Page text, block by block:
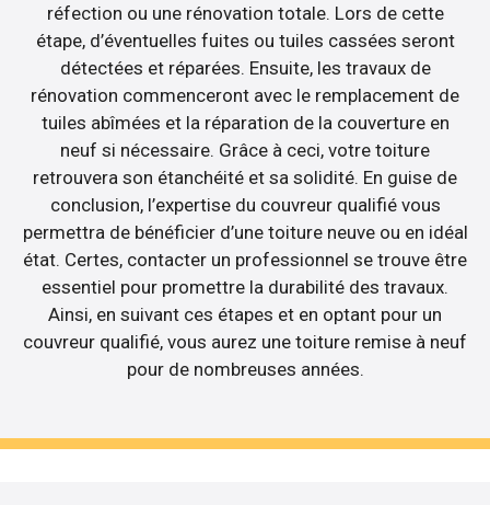
réfection ou une rénovation totale. Lors de cette
étape, d’éventuelles fuites ou tuiles cassées seront
détectées et réparées. Ensuite, les travaux de
rénovation commenceront avec le remplacement de
tuiles abîmées et la réparation de la couverture en
neuf si nécessaire. Grâce à ceci, votre toiture
retrouvera son étanchéité et sa solidité. En guise de
conclusion, l’expertise du couvreur qualifié vous
permettra de bénéficier d’une toiture neuve ou en idéal
état. Certes, contacter un professionnel se trouve être
essentiel pour promettre la durabilité des travaux.
Ainsi, en suivant ces étapes et en optant pour un
couvreur qualifié, vous aurez une toiture remise à neuf
pour de nombreuses années.